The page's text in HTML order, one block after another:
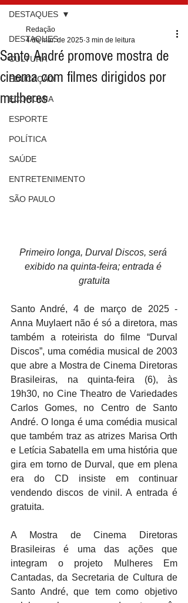
DESTAQUES
CULTURA
EDUCAÇÃO
ECONOMIA
ESPORTE
POLÍTICA
SAÚDE
ENTRETENIMENTO
SÃO PAULO
DESTAQUES
Santo André promove mostra de
cinema com filmes dirigidos por
mulheres
Redação
4 de mar. de 2025 3 min de leitura
Primeiro longa, Durval Discos, será
exibido na quinta-feira; entrada é
gratuita
Santo André, 4 de março de 2025 -
Anna Muylaert não é só a diretora, mas
também a roteirista do filme “Durval
Discos”, uma comédia musical de 2003
que abre a Mostra de Cinema Diretoras
Brasileiras, na quinta-feira (6), às
19h30, no Cine Theatro de Variedades
Carlos Gomes, no Centro de Santo
André. O longa é uma comédia musical
que também traz as atrizes Marisa Orth
e Letícia Sabatella em uma história que
gira em torno de Durval, que em plena
era do CD insiste em continuar
vendendo discos de vinil. A entrada é
gratuita.
A Mostra de Cinema Diretoras
Brasileiras é uma das ações que
integram o projeto Mulheres Em
Cantadas, da Secretaria de Cultura de
Santo André, que tem como objetivo